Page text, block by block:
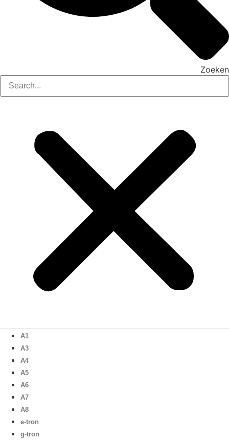
Zoeken
A1
A3
A4
A5
A6
A7
A8
e-tron
g-tron